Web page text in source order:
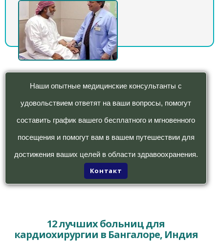
Наши опытные медицинские консультанты с
удовольствием ответят на ваши вопросы, помогут
составить график вашего бесплатного и мгновенного
посещения и помогут вам в вашем путешествии для
достижения ваших целей в области здравоохранения.
Контакт
12 лучших больниц для
кардиохирургии в Бангалоре, Индия